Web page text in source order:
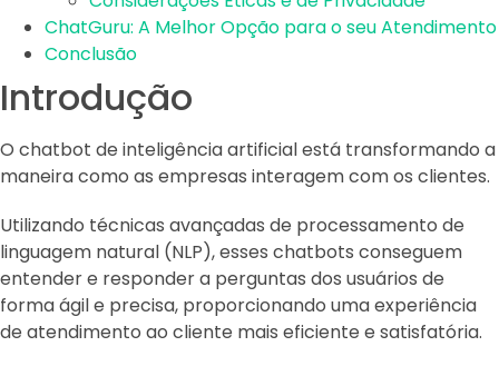
ChatGuru: A Melhor Opção para o seu Atendimento
Conclusão
Introdução
O chatbot de inteligência artificial está transformando a
maneira como as empresas interagem com os clientes.
Utilizando técnicas avançadas de processamento de
linguagem natural (NLP), esses chatbots conseguem
entender e responder a perguntas dos usuários de
forma ágil e precisa, proporcionando uma experiência
de atendimento ao cliente mais eficiente e satisfatória.